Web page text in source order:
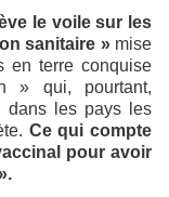
le voile sur les
sanitaire »mise
en terre conquise
» qui, pourtant,
dans les pays les
Ce qui compte
pour avoir